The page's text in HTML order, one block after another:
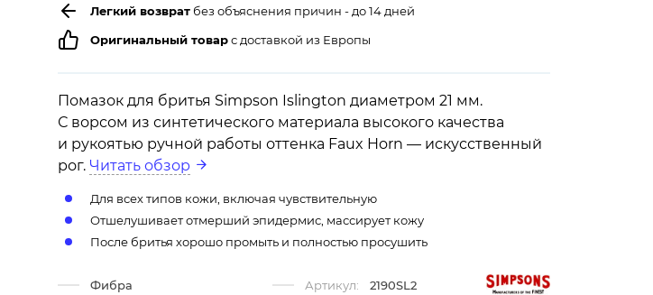
Легкий возврат без объяснения причин - до 14 дней
Оригинальный товарс доставкой из Европы
Помазок для бритья Simpson Islington диаметром 21 мм.
С ворсом из синтетического материала высокого качества
и рукоятью ручной работы оттенка Faux Horn — искусственный
рог. Читать обзор
Для всех типов кожи, включая чувствительную
Отшелушивает отмерший эпидермис, массирует кожу
После бритья хорошо промыть и полностью просушить
Фибра
Артикул:
2190SL2